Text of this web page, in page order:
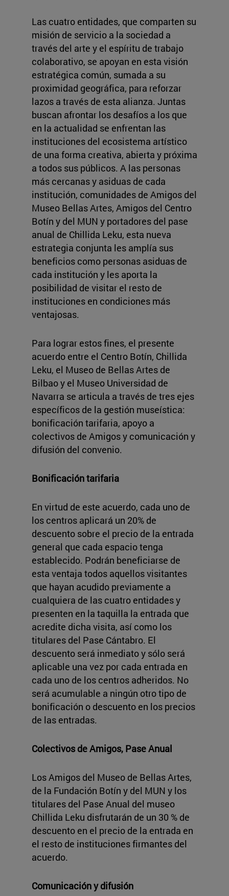
Las cuatro entidades, que comparten su
misión de servicio a la sociedad a
través del arte y el espíritu de trabajo
colaborativo, se apoyan en esta visión
estratégica común, sumada a su
proximidad geográfica, para reforzar
lazos a través de esta alianza. Juntas
buscan afrontar los desafíos a los que
en la actualidad se enfrentan las
instituciones del ecosistema artístico
de una forma creativa, abierta y próxima
a todos sus públicos. A las personas
más cercanas y asiduas de cada
institución, comunidades de Amigos del
Museo Bellas Artes, Amigos del Centro
Botín y del MUN y portadores del pase
anual de Chillida Leku, esta nueva
estrategia conjunta les amplía sus
beneficios como personas asiduas de
cada institución y les aporta la
posibilidad de visitar el resto de
instituciones en condiciones más
ventajosas.
Para lograr estos fines, el presente
acuerdo entre el Centro Botín, Chillida
Leku, el Museo de Bellas Artes de
Bilbao y el Museo Universidad de
Navarra se articula a través de tres ejes
específicos de la gestión museística:
bonificación tarifaria, apoyo a
colectivos de Amigos y comunicación y
difusión del convenio.
Bonificación tarifaria
En virtud de este acuerdo, cada uno de
los centros aplicará un 20% de
descuento sobre el precio de la entrada
general que cada espacio tenga
establecido. Podrán beneficiarse de
esta ventaja todos aquellos visitantes
que hayan acudido previamente a
cualquiera de las cuatro entidades y
presenten en la taquilla la entrada que
acredite dicha visita, así como los
titulares del Pase Cántabro. El
descuento será inmediato y sólo será
aplicable una vez por cada entrada en
cada uno de los centros adheridos. No
será acumulable a ningún otro tipo de
bonificación o descuento en los precios
de las entradas.
Colectivos de Amigos, Pase Anual
Los Amigos del Museo de Bellas Artes,
de la Fundación Botín y del MUN y los
titulares del Pase Anual del museo
Chillida Leku disfrutarán de un 30 % de
descuento en el precio de la entrada en
el resto de instituciones firmantes del
acuerdo.
Comunicación y difusión